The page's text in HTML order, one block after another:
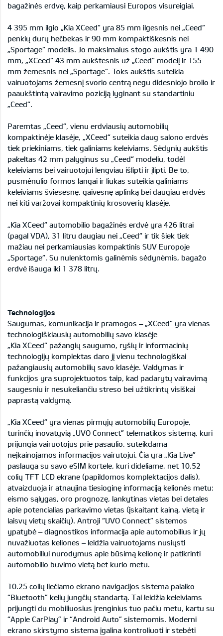
bagažinės erdvę, kaip perkamiausi Europos visureigiai.
4 395 mm ilgio „Kia XCeed“ yra 85 mm ilgesnis nei „Ceed“
penkių durų hečbekas ir 90 mm kompaktiškesnis nei
„Sportage“ modelis. Jo maksimalus stogo aukštis yra 1 490
mm, „XCeed“ 43 mm aukštesnis už „Ceed“ modelį ir 155
mm žemesnis nei „Sportage“. Toks aukštis suteikia
vairuotojams žemesnį svorio centrą negu didesniojo brolio ir
paaukštintą vairavimo poziciją lyginant su standartiniu
„Ceed“.
Paremtas „Ceed“, vienu erdviausių automobilių
kompaktinėje klasėje, „XCeed“ suteikia daug salono erdvės
tiek priekiniams, tiek galiniams keleiviams. Sėdynių aukštis
pakeltas 42 mm palyginus su „Ceed“ modeliu, todėl
keleiviams bei vairuotojui lengviau išlipti ir įlipti. Be to,
pusmėnulio formos langai ir liukas suteikia galiniams
keleiviams šviesesnę, gaivesnę aplinką bei daugiau erdvės
nei kiti varžovai kompaktinių krosoverių klasėje.
„Kia XCeed“ automobilio bagažinės erdvė yra 426 litrai
(pagal VDA), 31 litru daugiau nei „Ceed“ ir tik šiek tiek
mažiau nei perkamiausias kompaktinis SUV Europoje
„Sportage“. Su nulenktomis galinėmis sėdynėmis, bagažo
erdvė išauga iki 1 378 litrų.
Technologijos
Saugumas, komunikacija ir pramogos – „XCeed“ yra vienas
technologiškiausių automobilių savo klasėje
„Kia XCeed“ pažangių saugumo, ryšių ir informacinių
technologijų komplektas daro jį vienu technologiškai
pažangiausių automobilių savo klasėje. Valdymas ir
funkcijos yra suprojektuotos taip, kad padarytų vairavimą
saugesniu ir nesukeliančiu streso bei užtikrintų visiškai
paprastą valdymą.
„Kia XCeed“ yra vienas pirmųjų automobilių Europoje,
turinčių inovatyvią „UVO Connect” telematikos sistemą, kuri
prijungia vairuotojus prie pasaulio, suteikdama
neįkainojamos informacijos vairutojui. Čia yra „Kia Live”
paslauga su savo eSIM kortele, kuri dideliame, net 10.52
colių TFT LCD ekrane (papildomos komplektacijos dalis),
atvaizduoja ir atnaujina tiesioginę informaciją kelionės metu:
eismo sąlygas, oro prognozę, lankytinas vietas bei detales
apie potencialias parkavimo vietas (įskaitant kainą, vietą ir
laisvų vietų skaičių). Antroji “UVO Connect” sistemos
ypatybė – diagnostikos informacija apie automobilius ir jų
nuvažiuotas keliones – leidžia vairuotojams nusiųsti
automobiliui nurodymus apie būsimą kelionę ir patikrinti
automobilio buvimo vietą bet kurio metu.
10.25 colių liečiamo ekrano navigacijos sistema palaiko
“Bluetooth” kelių jungčių standartą. Tai leidžia keleiviams
prijungti du mobiliuosius įrenginius tuo pačiu metu, kartu su
“Apple CarPlay” ir “Android Auto” sistemomis. Moderni
ekrano skirstymo sistema įgalina kontroliuoti ir stebėti